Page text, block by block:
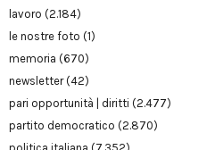
lavoro (2.184)
le nostre foto (1)
memoria (670)
newsletter(42)
pari opportunità | diritti (2.477)
partito democratico (2.870)